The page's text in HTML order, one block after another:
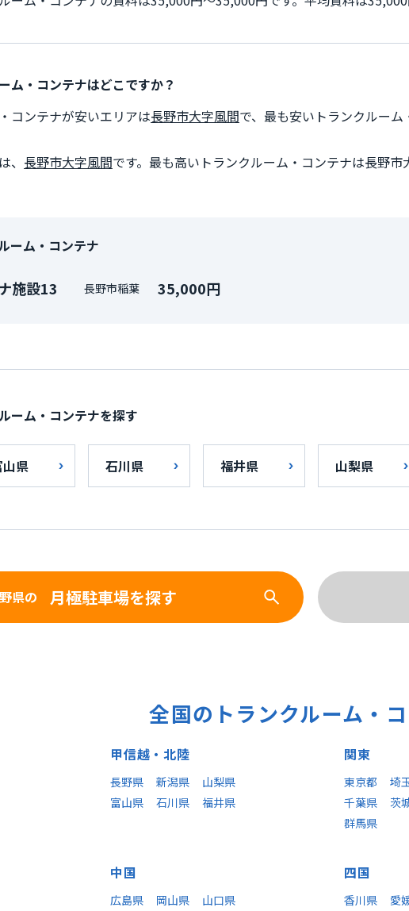
ム・コンテナはどこですか？
コンテナが安いエリアは長野市大字風間で、最も安いトランクルー
長野市大字風間です。最も高いトランクルーム・コンテナは長野市
ーム・コンテナ
施設13 長野市稲葉 35,000円
ーム・コンテナを探す
山県 石川県 福井県 山梨県
県の 月極駐車場を探す
全国のトランクルーム・
甲信越 ・北陸
長野県 新潟県
山梨県
富山県
石川県 福井県
関東
東京都 埼
千葉県
茨
群馬県
中国
広島県 岡山県 山口県
四国
香川県 愛